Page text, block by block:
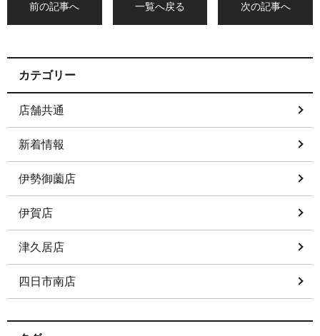
前の記事へ 一覧へ戻る 次の記事へ
カテゴリー
店舗共通
新着情報
伊勢御薗店
伊賀店
津久居店
四日市南店